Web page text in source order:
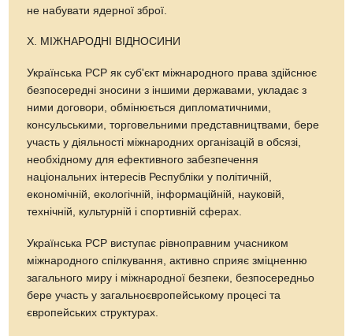
не набувати ядерної зброї.
X. МІЖНАРОДНІ ВІДНОСИНИ
Українська РСР як суб'єкт міжнародного права здійснює
безпосередні зносини з іншими державами, укладає з
ними договори, обмінюється дипломатичними,
консульськими, торговельними представництвами, бере
участь у діяльності міжнародних організацій в обсязі,
необхідному для ефективного забезпечення
національних інтересів Республіки у політичній,
економічній, екологічній, інформаційній, науковій,
технічній, культурній і спортивній сферах.
Українська РСР виступає рівноправним учасником
міжнародного спілкування, активно сприяє зміцненню
загального миру і міжнародної безпеки, безпосередньо
бере участь у загальноєвропейському процесі та
європейських структурах.